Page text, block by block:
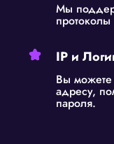
Мы
IP и
Вы можете
адресу,
пароля.